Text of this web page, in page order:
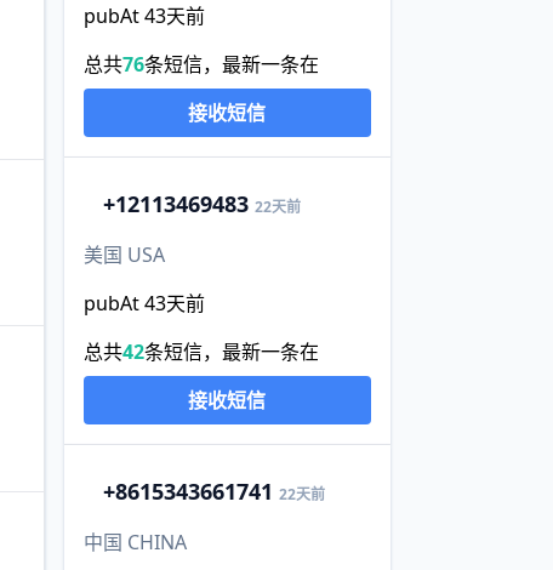
pubAt 43天前
总共76条短信，最新一条在
接收短信
+12113469483 22天前
美国 USA
pubAt 43天前
总共42条短信，最新一条在
接收短信
+8615343661741 22天前
中国 CHINA